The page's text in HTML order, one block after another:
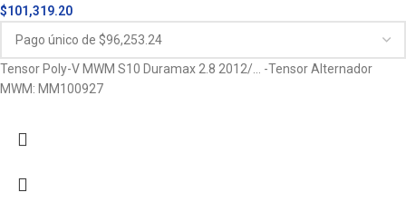
$101,319.20
Tensor Poly-V MWM S10 Duramax 2.8 2012/… -Tensor Alternador
MWM: MM100927